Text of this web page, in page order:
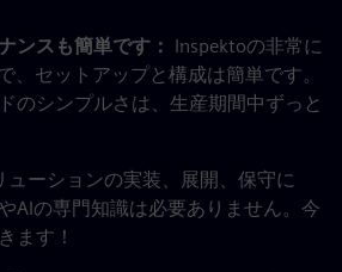
ンスも簡単です： Inspektoの非常に
、セットアップと構成は簡単です。
のシンプルさは、生産期間中ずっと
ューションの実装、展開、保守に
AIの専門知識は必要ありません。今
ます！